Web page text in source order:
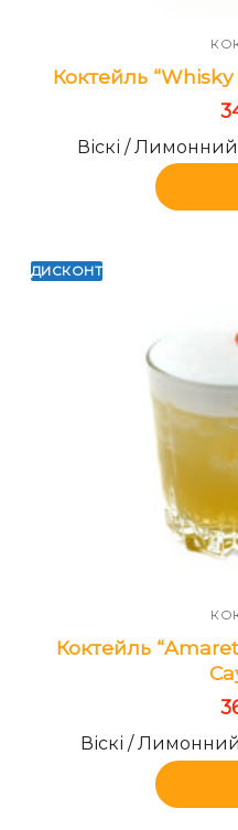
Коктейль “Whisky
Віскі /
ДИСКОНТ
Коктейль
Віскі /